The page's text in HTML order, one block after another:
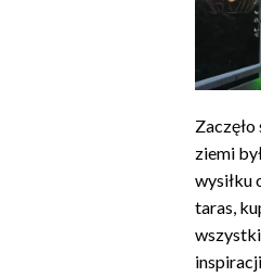
ziemi
wysiłku
taras,